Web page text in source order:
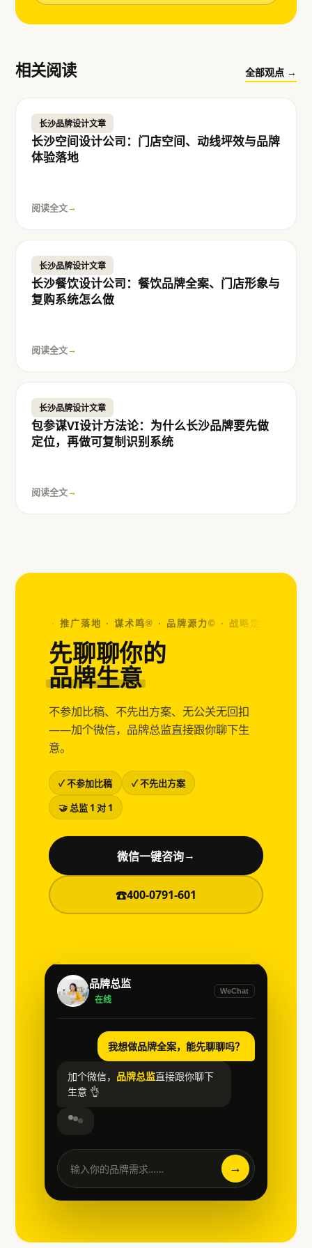
相关阅读 全部观点 →
长沙品牌设计文章
长沙空间设计公司：门店空间、动线坪效与品牌
体验落地
阅读全文→
长沙品牌设计文章
长沙餐饮设计公司：餐饮品牌全案、门店形象与
复购系统怎么做
阅读全文→
长沙品牌设计文章
包参谋VI设计方法论：为什么长沙品牌要先做
定位，再做可复制识别系统
阅读全文→
觉设计 · 推广落地 · 谋术鸣® · 品牌源力© · 战略定位 · 视觉
先聊聊你的
品牌生意
不参加比稿、不先出方案、无公关无回扣
——加个微信，品牌总监直接跟你聊下生
意。
✓ 不参加比稿
✓ 不先出方案
🤝 总监 1 对 1
微信一键咨询 →
☎400-0791-601
品牌总监
在线
WeChat
我想做品牌全案，能先聊聊吗？
加个微信， 品牌总监直接跟你聊下
生意 👌
输入你的品牌需求…… →